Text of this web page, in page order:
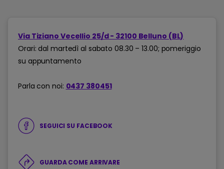
Via Tiziano Vecellio 25/d - 32100 Belluno (BL)
Orari: dal martedì al sabato 08.30 – 13.00; pomeriggio
su appuntamento
Parla con noi: 0437 380451
SEGUICI SU FACEBOOK
GUARDA COME ARRIVARE